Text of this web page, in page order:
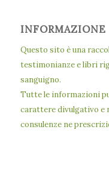
INFORMAZIONE
Questo sito è una
testimonianze e libri
sanguigno.
Tutte le informazioni
carattere divulgativo e
consulenze ne